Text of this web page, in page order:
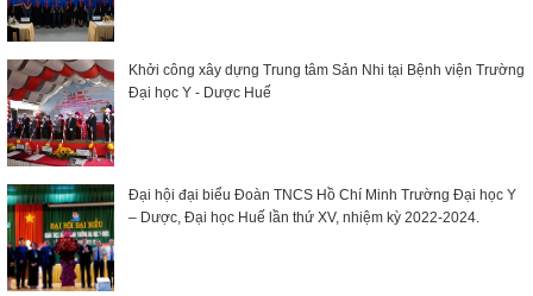
Khởi công xây dựng Trung tâm Sản Nhi tại Bệnh viện Trường
Đại học Y - Dược Huế
Đại hội đại biểu Đoàn TNCS Hồ Chí Minh Trường Đại học Y
– Dược, Đại học Huế lần thứ XV, nhiệm kỳ 2022-2024.